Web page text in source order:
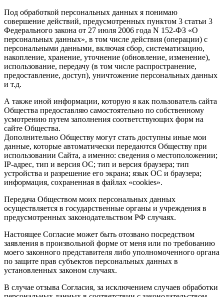
Под обработкой персональных данных я понимаю
совершение действий, предусмотренных пунктом 3 статьи 3
Федерального закона от 27 июля 2006 года N 152-ФЗ «О
персональных данных», в том числе действия (операции) с
персональными данными, включая сбор, систематизацию,
накопление, хранение, уточнение (обновление, изменение),
использование, передачу (в том числе распространение,
предоставление, доступ), уничтожение персональных данных
и т.д.
А также иной информации, которую я как пользователь сайта
Общества предоставляю самостоятельно по собственному
усмотрению путем заполнения соответствующих форм на
сайте Общества.
Дополнительно Обществу могут стать доступны иные мои
данные, которые автоматически передаются Обществу при
использовании Сайта, а именно: сведения о местоположении;
IP-адрес, тип и версия ОС; тип и версия браузера; тип
устройства и разрешение его экрана; язык ОС и браузера;
информация, сохраненная в файлах «cookies».
Передача Обществом моих персональных данных
осуществляется в государственные органы и учреждения в
предусмотренных законодательством РФ случаях.
Настоящее Согласие может быть отозвано посредством
заявления в произвольной форме от меня или по требованию
моего законного представителя либо уполномоченного органа
по защите прав субъектов персональных данных в
установленных законом случаях.
В случае отзыва Согласия, за исключением случаев обработки